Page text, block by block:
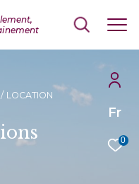
Fr
0
LOCATION